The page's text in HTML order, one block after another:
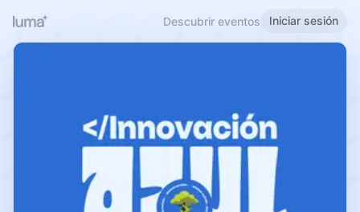
Descubrir eventos Iniciar sesión